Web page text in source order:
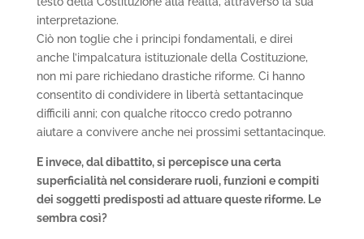
interpretazione.
Ciò non toglie che i principi fondamentali, e direi
anche l’impalcatura istituzionale della Costituzione,
non mi pare richiedano drastiche riforme. Ci hanno
consentito di condividere in libertà settantacinque
difficili anni; con qualche ritocco credo potranno
aiutare a convivere anche nei prossimi settantacinque.
E invece, dal dibattito, si percepisce una certa
superficialità nel considerare ruoli, funzioni e compiti
dei soggetti predisposti ad attuare queste riforme. Le
sembra così?